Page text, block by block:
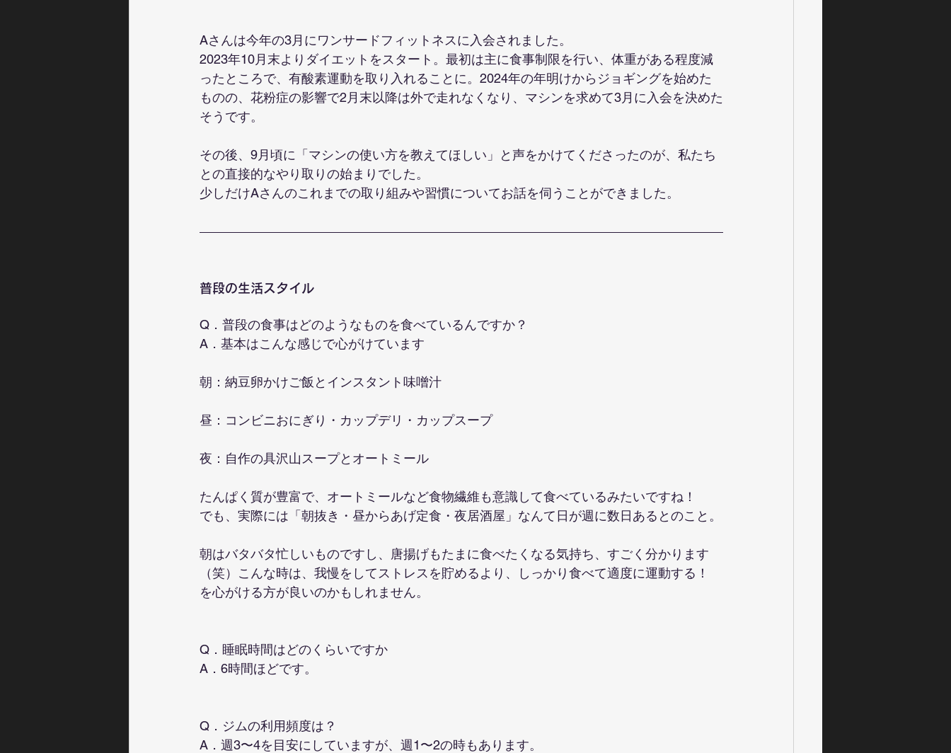
Aさんは今年の3月にワンサードフィットネスに入会されました。
2023年10月末よりダイエットをスタート。最初は主に食事制限を行い、体重がある程度減
ったところで、有酸素運動を取り入れることに。2024年の年明けからジョギングを始めた
ものの、花粉症の影響で2月末以降は外で走れなくなり、マシンを求めて3月に入会を決めた
そうです。
その後、9月頃に「マシンの使い方を教えてほしい」と声をかけてくださったのが、私たち
との直接的なやり取りの始まりでした。
少しだけAさんのこれまでの取り組みや習慣についてお話を伺うことができました。
普段の生活スタイル
Q．普段の食事はどのようなものを食べているんですか？
A．基本はこんな感じで心がけています
朝：納豆卵かけご飯とインスタント味噌汁
昼：コンビニおにぎり・カップデリ・カップスープ
夜：自作の具沢山スープとオートミール
たんぱく質が豊富で、オートミールなど食物繊維も意識して食べているみたいですね！
でも、実際には「朝抜き・昼からあげ定食・夜居酒屋」なんて日が週に数日あるとのこと。
朝はバタバタ忙しいものですし、唐揚げもたまに食べたくなる気持ち、すごく分かります
（笑）こんな時は、我慢をしてストレスを貯めるより、しっかり食べて適度に運動する！
を心がける方が良いのかもしれません。
Q．睡眠時間はどのくらいですか
A．6時間ほどです。
Q．ジムの利用頻度は？
A．週3〜4を目安にしていますが、週1〜2の時もあります。